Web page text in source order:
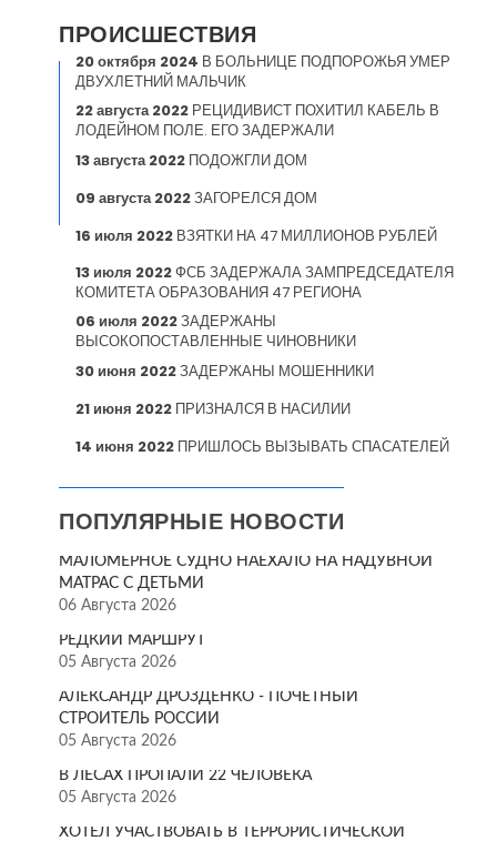
ПРОИСШЕСТВИЯ
20 октября 2024 В БОЛЬНИЦЕ ПОДПОРОЖЬЯ УМЕР
ДВУХЛЕТНИЙ МАЛЬЧИК
22 августа 2022 РЕЦИДИВИСТ ПОХИТИЛ КАБЕЛЬ В
ЛОДЕЙНОМ ПОЛЕ. ЕГО ЗАДЕРЖАЛИ
13 августа 2022 ПОДОЖГЛИ ДОМ
09 августа 2022ЗАГОРЕЛСЯ ДОМ
16 июля 2022 ВЗЯТКИ НА 47 МИЛЛИОНОВ РУБЛЕЙ
13 июля 2022ФСБ ЗАДЕРЖАЛА ЗАМПРЕДСЕДАТЕЛЯ
КОМИТЕТА ОБРАЗОВАНИЯ 47 РЕГИОНА
06 июля 2022ЗАДЕРЖАНЫ
ВЫСОКОПОСТАВЛЕННЫЕ ЧИНОВНИКИ
30 июня 2022ЗАДЕРЖАНЫ МОШЕННИКИ
21 июня 2022 ПРИЗНАЛСЯ В НАСИЛИИ
14 июня 2022 ПРИШЛОСЬ ВЫЗЫВАТЬ СПАСАТЕЛЕЙ
ПОПУЛЯРНЫЕ НОВОСТИ
МАЛОМЕРНОЕ СУДНО НАЕХАЛО НА НАДУВНОЙ
МАТРАС С ДЕТЬМИ
06 Августа 2026
РЕДКИЙ МАРШРУТ
05 Августа 2026
АЛЕКСАНДР ДРОЗДЕНКО - ПОЧЁТНЫЙ
СТРОИТЕЛЬ РОССИИ
05 Августа 2026
В ЛЕСАХ ПРОПАЛИ 22 ЧЕЛОВЕКА
05 Августа 2026
ХОТЕЛ УЧАСТВОВАТЬ В ТЕРРОРИСТИЧЕСКОЙ